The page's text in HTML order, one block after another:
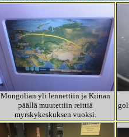
Mongolian yli lennettiin ja Kiinan
päällä muutettiin reittiä
myrskykeskuksen vuoksi.